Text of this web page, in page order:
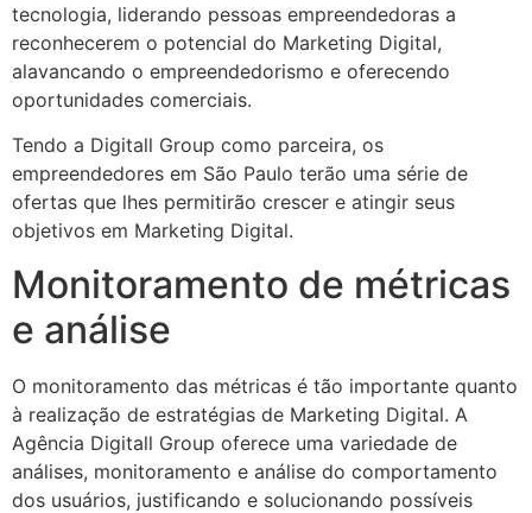
tecnologia, liderando pessoas empreendedoras a
reconhecerem o potencial do Marketing Digital,
alavancando o empreendedorismo e oferecendo
oportunidades comerciais.
Tendo a Digitall Group como parceira, os
empreendedores em São Paulo terão uma série de
ofertas que lhes permitirão crescer e atingir seus
objetivos em Marketing Digital.
Monitoramento de métricas
e análise
O monitoramento das métricas é tão importante quanto
à realização de estratégias de Marketing Digital. A
Agência Digitall Group oferece uma variedade de
análises, monitoramento e análise do comportamento
dos usuários, justificando e solucionando possíveis